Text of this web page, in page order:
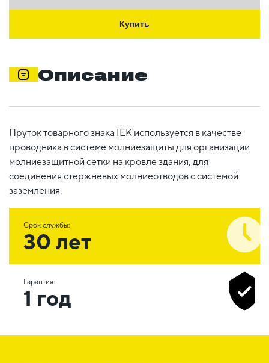
Купить
Описание
Пруток товарного знака IEK используется в качестве
проводника в системе молниезащиты для организации
молниезащитной сетки на кровле здания, для
соединения стержневых молниеотводов с системой
заземления.
Срок службы:
30 лет
Гарантия:
1 год